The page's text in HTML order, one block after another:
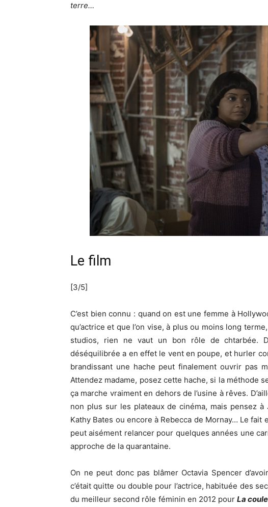
terre…
Le film
[3/5]
C’est bien connu : quand on est une femme à
qu’actrice et que l’on vise, à plus ou moins long
studios, rien ne vaut un bon rôle de chtarbée.
déséquilibrée a en effet le vent en poupe, et hurler
brandissant une hache peut finalement ouvrir pas
Attendez madame, posez cette hache, si la méthode
ça marche vraiment en dehors de l’usine à rêves.
non plus sur les plateaux de cinéma, mais pensez
Kathy Bates ou encore à Rebecca de Mornay… Le
peut aisément relancer pour quelques années une
approche de la quarantaine.
On ne peut donc pas blâmer Octavia Spencer
c’était quitte ou double pour l’actrice, habituée des
du meilleur second rôle féminin en 2012 pour La